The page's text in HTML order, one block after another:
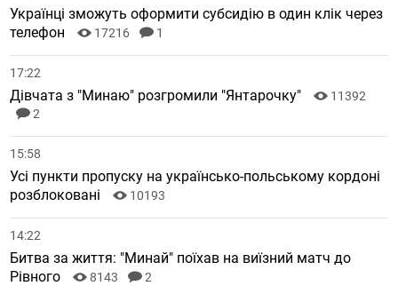
Українці зможуть оформити субсидію в один клік через
телефон
17216 1
17:22
Дівчата з "Минаю" розгромили "Янтарочку"
11392
2
15:58
Усі пункти пропуску на українсько-польському кордоні
розблоковані
10193
14:22
Битва за життя: "Минай" поїхав на виїзний матч до
Рівного
8143 2